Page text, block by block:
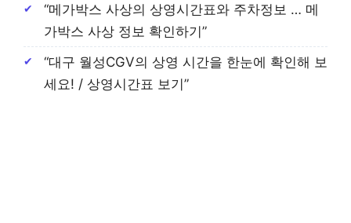
“메가박스 사상의 상영시간표와 주차정보 … 메
가박스 사상 정보 확인하기”
“대구 월성CGV의 상영 시간을 한눈에 확인해 보
세요! / 상영시간표 보기”